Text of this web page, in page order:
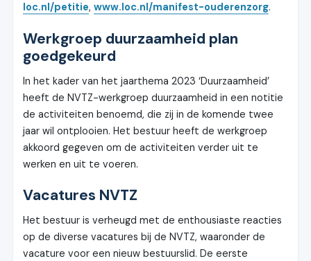
loc.nl/petitie,www.loc.nl/manifest-ouderenzorg.
Werkgroep duurzaamheid plan
goedgekeurd
In het kader van het jaarthema 2023 ‘Duurzaamheid’
heeft de NVTZ-werkgroep duurzaamheid in een notitie
de activiteiten benoemd, die zij in de komende twee
jaar wil ontplooien. Het bestuur heeft de werkgroep
akkoord gegeven om de activiteiten verder uit te
werken en uit te voeren.
Vacatures NVTZ
Het bestuur is verheugd met de enthousiaste reacties
op de diverse vacatures bij de NVTZ, waaronder de
vacature voor een nieuw bestuurslid. De eerste